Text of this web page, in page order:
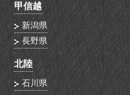
甲信越
新潟県
長野県
北陸
石川県